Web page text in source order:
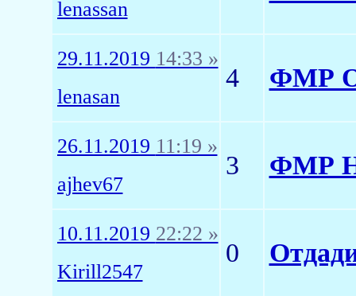
lenassan
29.11.2019 14:33 »
lenasan
4 ФМР
26.11.2019 11:19 »
ajhev67
3 ФМР
10.11.2019 22:22 »
Kirill2547
0